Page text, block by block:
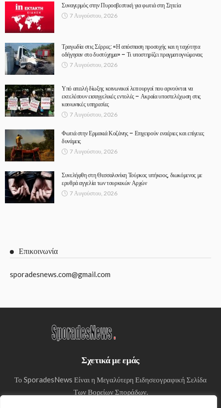
Συναγερμός στην Πυροσβεστική για φωτιά στη Σητεία
7 Αυγούστου, 2026
Τραγωδία στις Σέρρες: «Η απόσπαση προσοχής και η ταχύτητα
οδήγησαν στο δυστύχημα» – Τι υποστηρίζει πραγματογνώμονας
7 Αυγούστου, 2026
Υπό απειλή δίωξης κοινωνικοί λειτουργοί που αρνούνται να
εκτελέσουν εισαγγελικές εντολές – Ακραία υποστελέχωση στις
κοινωνικές υπηρεσίες
7 Αυγούστου, 2026
Φωτιά στην Ερμακιά Κοζάνης – Επιχειρούν εναέριες και επίγειες
δυνάμεις
7 Αυγούστου, 2026
Συνελήφθη στη Θεσσαλονίκη Τούρκος υπήκοος, διωκόμενος με
ερυθρά αγγελία των τουρκικών Αρχών
7 Αυγούστου, 2026
Επικοινωνία
sporadesnews.com@gmail.com
Σχετικά με εμάς
Το SporadesNews Είναι η Μεγαλύτερη Ειδησεογραφική Σελίδα
Των Βορείων Σποράδων.